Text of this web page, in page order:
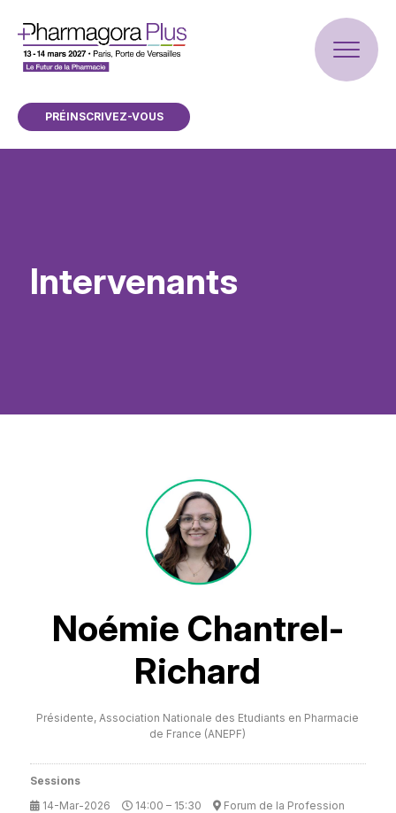
PRÉINSCRIVEZ-VOUS
Intervenants
Noémie Chantrel-
Richard
Présidente,Association Nationale des Etudiants en Pharmacie
de France (ANEPF)
Sessions
14-Mar-2026
14:00 – 15:30
Forum de la Profession